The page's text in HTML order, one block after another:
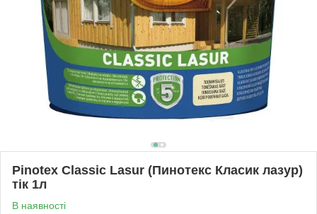
Pinotex Classic Lasur (Пинотекс Класик лазур)
тік 1л
В наявності